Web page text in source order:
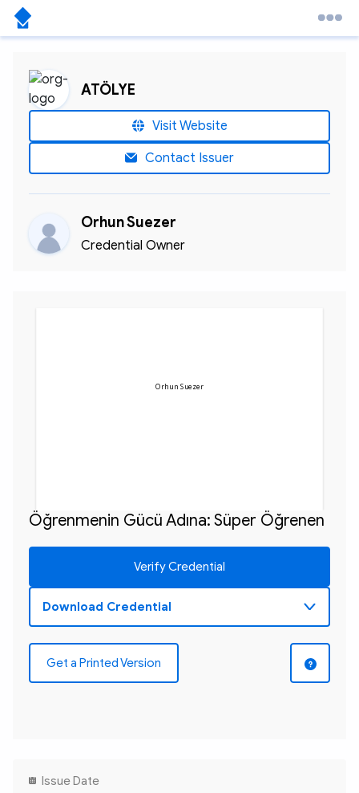
ATÖLYE
Visit Website
Contact Issuer
Orhun Suezer
Credential Owner
Orhun Suezer
Öğrenmenin Gücü Adına: Süper Öğrenen
Verify Credential
Get a Printed Version
Issue Date